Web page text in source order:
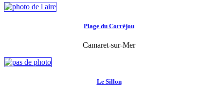
Plage du Corréjou
Camaret-sur-Mer
Le Sillon